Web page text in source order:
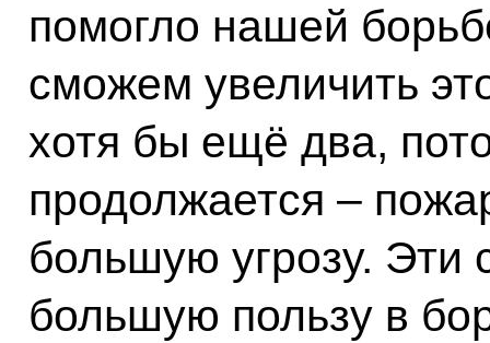
помогло нашей
сможем увеличить
хотя бы ещё два,
продолжается –
большую угрозу. Эти
большую пользу в